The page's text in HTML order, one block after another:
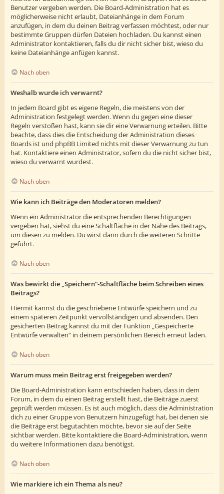
Benutzer vergeben werden. Die Board-Administration hat es
möglicherweise nicht erlaubt, Dateianhänge in dem Forum
anzufügen, in dem du deinen Beitrag verfassen möchtest, oder nur
bestimmte Gruppen dürfen Dateien hochladen. Du kannst einen
Administrator kontaktieren, falls du dir nicht sicher bist, wieso du
keine Dateianhänge anfügen kannst.
Nach oben
Weshalb wurde ich verwarnt?
In jedem Board gibt es eigene Regeln, die meistens von der
Administration festgelegt werden. Wenn du gegen eine dieser
Regeln verstoßen hast, kann sie dir eine Verwarnung erteilen. Bitte
beachte, dass dies die Entscheidung der Administration dieses
Boards ist und phpBB Limited nichts mit dieser Verwarnung zu tun
hat. Kontaktiere einen Administrator, sofern du die nicht sicher bist,
wieso du verwarnt wurdest.
Nach oben
Wie kann ich Beiträge den Moderatoren melden?
Wenn ein Administrator die entsprechenden Berechtigungen
vergeben hat, siehst du eine Schaltfläche in der Nähe des Beitrags,
um diesen zu melden. Du wirst dann durch die weiteren Schritte
geführt.
Nach oben
Was bewirkt die „Speichern“-Schaltfläche beim Schreiben eines
Beitrags?
Hiermit kannst du die geschriebene Entwürfe speichern und zu
einem späteren Zeitpunkt vervollständigen und absenden. Den
gesicherten Beitrag kannst du mit der Funktion „Gespeicherte
Entwürfe verwalten“ in deinem persönlichen Bereich erneut laden.
Nach oben
Warum muss mein Beitrag erst freigegeben werden?
Die Board-Administration kann entschieden haben, dass in dem
Forum, in dem du einen Beitrag erstellt hast, die Beiträge zuerst
geprüft werden müssen. Es ist auch möglich, dass die Administration
dich zu einer Gruppe von Benutzern hinzugefügt hat, bei denen sie
die Beiträge erst begutachten möchte, bevor sie auf der Seite
sichtbar werden. Bitte kontaktiere die Board-Administration, wenn
du weitere Informationen dazu benötigst.
Nach oben
Wie markiere ich ein Thema als neu?